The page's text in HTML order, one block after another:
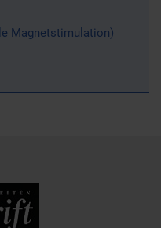
Magnetstimulation)